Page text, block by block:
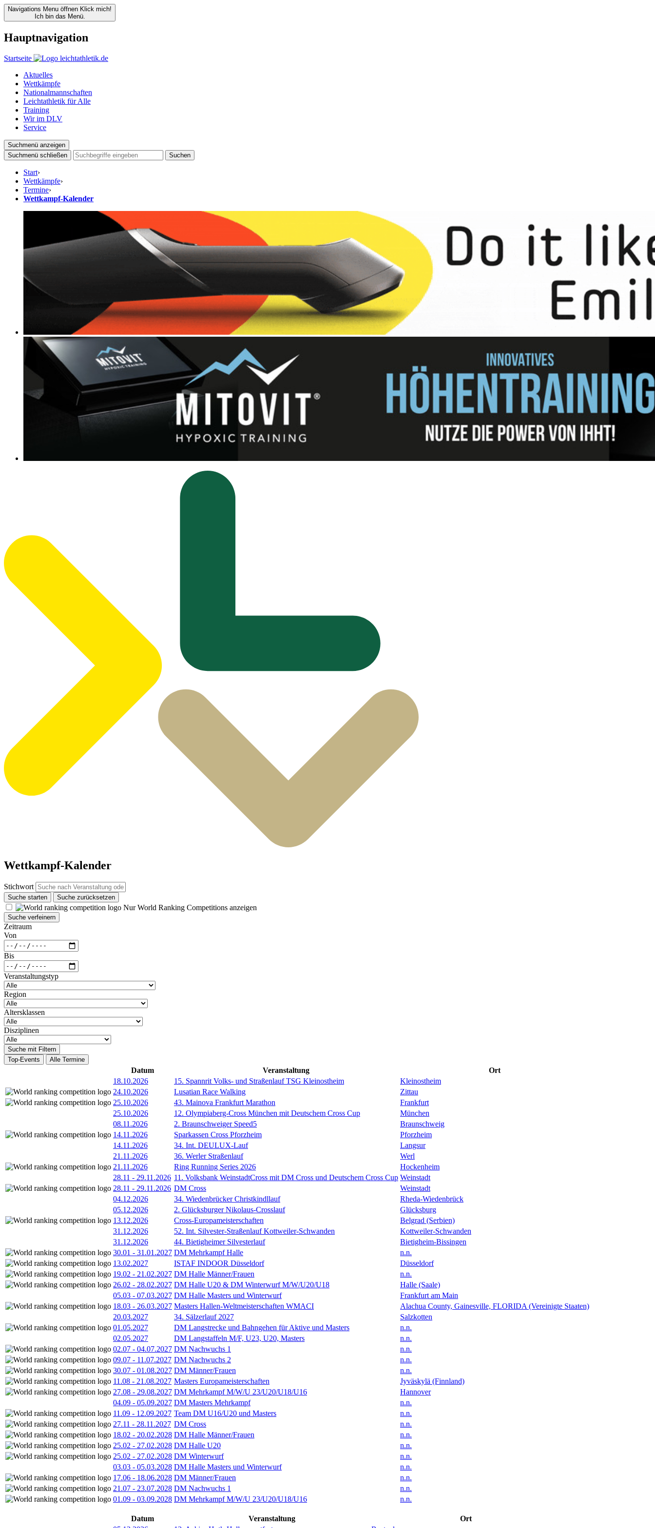
Navigations Menu öffnen Klick mich!
Ich bin das Menü.
Hauptnavigation
Startseite
Aktuelles
Wettkämpfe
Nationalmannschaften
Leichtathletik für Alle
Training
Wir im DLV
Service
Suchmenü anzeigen
Suchmenü schließen
Suchen
Start›
Wettkämpfe›
Termine›
Wettkampf-Kalender
Wettkampf-Kalender
Stichwort
Suche starten Suche zurücksetzen
Nur World Ranking Competitions anzeigen
Suche verfeinern
Zeitraum
Von
Bis
Veranstaltungstyp
Region
Altersklassen
Disziplinen
Suche mit Filtern
Top-Events
Alle Termine
Datum Veranstaltung
Ort
18.10.2026
15. Spannrit Volks- und Straßenlauf TSG Kleinostheim
Kleinostheim
24.10.2026
Lusatian Race Walking
Zittau
25.10.2026
43. Mainova Frankfurt Marathon
Frankfurt
25.10.2026
12. Olympiaberg-Cross München mit Deutschem Cross Cup
München
08.11.2026
2. Braunschweiger Speed5
Braunschweig
14.11.2026
Sparkassen Cross Pforzheim
Pforzheim
14.11.2026
34. Int. DEULUX-Lauf
Langsur
21.11.2026
36. Werler Straßenlauf
Werl
21.11.2026
Ring Running Series 2026
Hockenheim
28.11 - 29.11.2026 11. Volksbank WeinstadtCross mit DM Cross und Deutschem Cross Cup Weinstadt
28.11 - 29.11.2026 DM Cross
Weinstadt
04.12.2026
34. Wiedenbrücker Christkindllauf
Rheda-Wiedenbrück
05.12.2026
2. Glücksburger Nikolaus-Crosslauf
Glücksburg
13.12.2026
Cross-Europameisterschaften
Belgrad (Serbien)
31.12.2026
52. Int. Silvester-Straßenlauf Kottweiler-Schwanden
Kottweiler-Schwanden
31.12.2026
44. Bietigheimer Silvesterlauf
Bietigheim-Bissingen
30.01 - 31.01.2027 DM Mehrkampf Halle
n.n.
13.02.2027
ISTAF INDOOR Düsseldorf
Düsseldorf
19.02 - 21.02.2027 DM Halle Männer/Frauen
n.n.
26.02 - 28.02.2027 DM Halle U20 & DM Winterwurf M/W/U20/U18
Halle (Saale)
05.03 - 07.03.2027 DM Halle Masters und Winterwurf
Frankfurt am Main
18.03 - 26.03.2027 Masters Hallen-Weltmeisterschaften WMACI
Alachua County, Gainesville, FLORIDA (Vereinigte Staaten)
20.03.2027
34. Sälzerlauf 2027
Salzkotten
01.05.2027
DM Langstrecke und Bahngehen für Aktive und Masters
n.n.
02.05.2027
DM Langstaffeln M/F, U23, U20, Masters
n.n.
02.07 - 04.07.2027 DM Nachwuchs 1
n.n.
09.07 - 11.07.2027 DM Nachwuchs 2
n.n.
30.07 - 01.08.2027 DM Männer/Frauen
n.n.
11.08 - 21.08.2027 Masters Europameisterschaften
Jyväskylä (Finnland)
27.08 - 29.08.2027 DM Mehrkampf M/W/U 23/U20/U18/U16
Hannover
04.09 - 05.09.2027 DM Masters Mehrkampf
n.n.
11.09 - 12.09.2027 Team DM U16/U20 und Masters
n.n.
27.11 - 28.11.2027 DM Cross
n.n.
18.02 - 20.02.2028 DM Halle Männer/Frauen
n.n.
25.02 - 27.02.2028 DM Halle U20
n.n.
25.02 - 27.02.2028 DM Winterwurf
n.n.
03.03 - 05.03.2028 DM Halle Masters und Winterwurf
n.n.
17.06 - 18.06.2028 DM Männer/Frauen
n.n.
21.07 - 23.07.2028 DM Nachwuchs 1
n.n.
01.09 - 03.09.2028 DM Mehrkampf M/W/U 23/U20/U18/U16 n.n.
Datum Veranstaltung
Ort